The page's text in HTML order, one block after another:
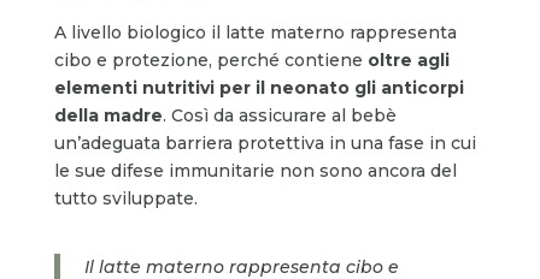
A livello biologico il latte materno rappresenta
cibo e protezione, perché contiene oltre agli
elementi nutritivi per il neonato gli anticorpi
della madre. Così da assicurare al bebè
un’adeguata barriera protettiva in una fase in cui
le sue difese immunitarie non sono ancora del
tutto sviluppate.
Il latte materno rappresenta cibo e